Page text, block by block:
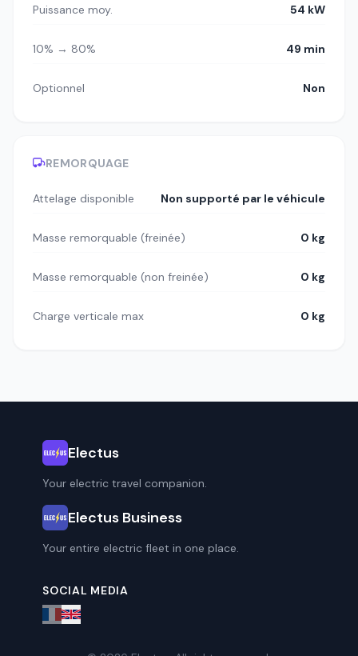
Puissance moy. 54 kW
10% → 80% 49 min
Optionnel Non
REMORQUAGE
Attelage disponible Non supporté par le véhicule
Masse remorquable (freinée) 0 kg
Masse remorquable (non freinée) 0 kg
Charge verticale max 0 kg
Electus
Your electric travel companion.
Electus Business
Your entire electric fleet in one place.
SOCIAL MEDIA